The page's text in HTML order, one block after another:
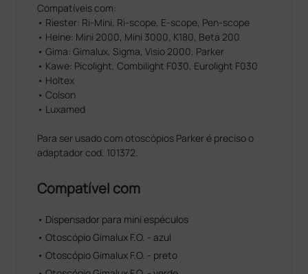
Compatíveis com:
• Riester: Ri-Mini, Ri-scope, E-scope, Pen-scope
• Heine: Mini 2000, Mini 3000, K180, Beta 200
• Gima: Gimalux, Sigma, Visio 2000, Parker
• Kawe: Picolight, Combilight F030, Eurolight F030
• Holtex
• Colson
• Luxamed
Para ser usado com otoscópios Parker é preciso o
adaptador cod. 101372.
Compatível com
• Dispensador para mini espéculos
• Otoscópio Gimalux F.O. - azul
• Otoscópio Gimalux F.O. - preto